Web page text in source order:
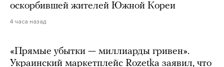
оскорбившей жителей Южной Кореи
4 часа назад
«Прямые убытки — миллиарды гривен».
Украинский маркетплейс Rozetka заявил, что